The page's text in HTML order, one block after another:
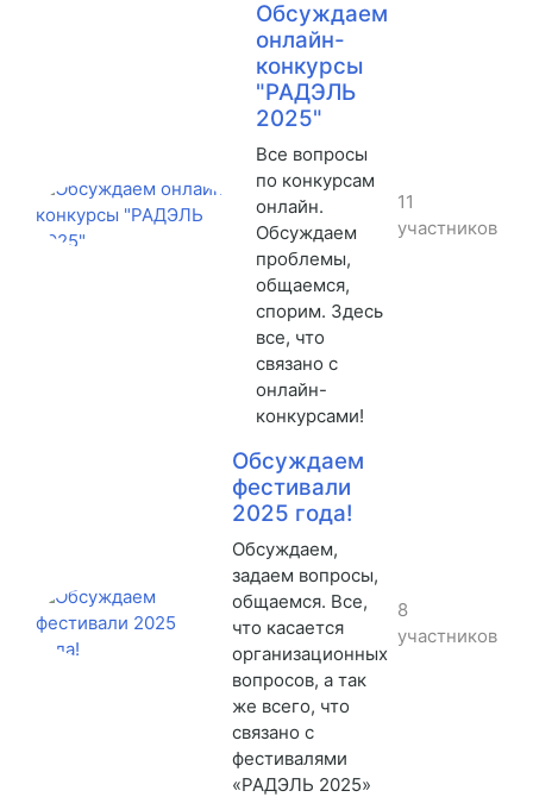
Обсуждаем
онлайн-
конкурсы
"РАДЭЛЬ
2025"
Все вопросы
по конкурсам
онлайн.
Обсуждаем
проблемы,
общаемся,
спорим. Здесь
все, что
связано с
онлайн-
конкурсами!
11
участников
Обсуждаем
фестивали
2025 года!
Обсуждаем,
задаем вопросы,
общаемся. Все,
что касается
организационных
вопросов, а так
же всего, что
связано с
фестивалями
«РАДЭЛЬ 2025»
8
участников